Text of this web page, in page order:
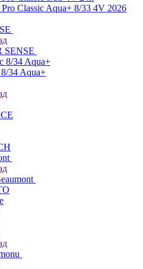
Pro Classic Aqua+ 8/33 4V 2026
SENSE
8/34 Aqua+
34 Aqua+